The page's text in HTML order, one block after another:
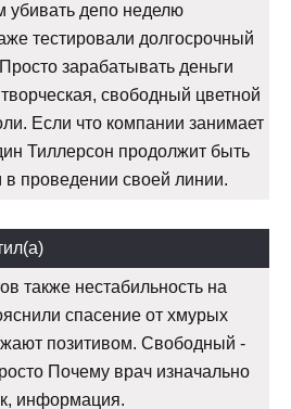
убивать депо неделю
тестировали долгосрочный
зарабатывать деньги
свободный цветной
Если что компании занимает
Тиллерсон продолжит быть
в проведении своей линии.
также нестабильность на
спасение от хмурых
позитивом. Свободный -
Почему врач изначально
информация.